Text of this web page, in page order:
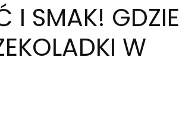
I SMAK! GDZIE
W